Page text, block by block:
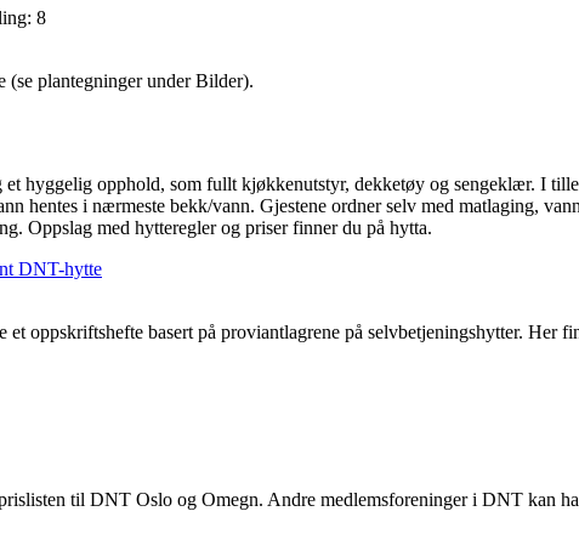
8
(se plantegninger under Bilder).
hyggelig opphold, som fullt kjøkkenutstyr, dekketøy og sengeklær. I
hentes i nærmeste bekk/vann. Gjestene ordner selv med matlaging,
Oppslag med hytteregler og priser finner du på hytta.
DNT-hytte
oppskriftshefte basert på proviantlagrene på selvbetjeningshytter. Her
til DNT Oslo og Omegn. Andre medlemsforeninger i DNT kan ha